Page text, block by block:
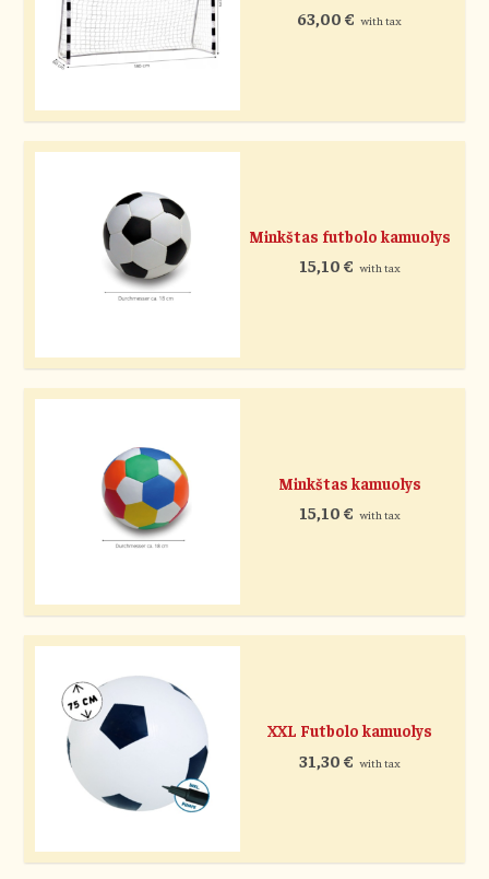
63,00€ with tax
Minkštas futbolo kamuolys
15,10 € with tax
Minkštas kamuolys
15,10 € with tax
XXL Futbolo kamuolys
31,30 € with tax